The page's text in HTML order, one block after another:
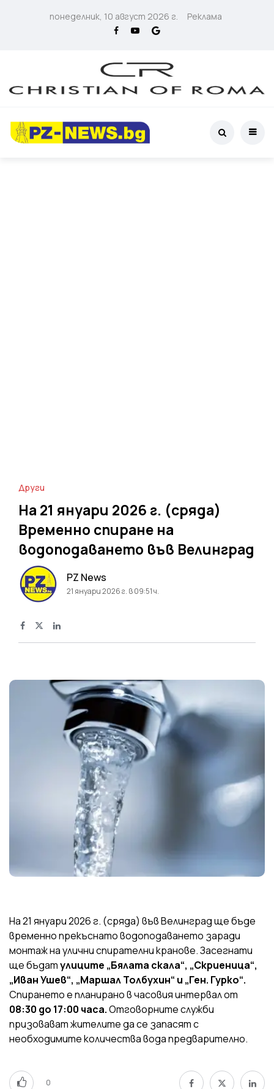
понеделник, 10 август 2026 г. Реклама
Други
На 21 януари 2026 г. (сряда)
Временно спиране на
водоподаването във Велинград
PZ News
21 януари 2026 г. в 09:51 ч.
На 21 януари 2026 г. (сряда) във Велинград ще бъде
временно прекъснато водоподаването заради
монтаж на улични спирателни кранове. Засегнати
ще бъдатулиците „Бялата скала“, „Скриеница“,
„Иван Ушев“, „Маршал Толбухин“ и „Ген. Гурко“.
Спирането е планирано в часовия интервал от
08:30 до 17:00 часа.Отговорните служби
призовават жителите да се запасят с
необходимите количества вода предварително.
0